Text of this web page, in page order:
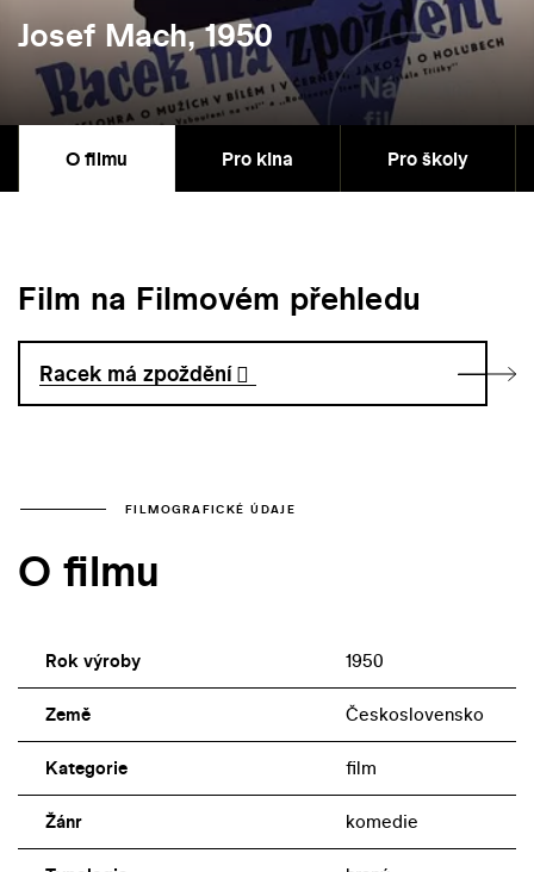
Josef Mach, 1950
O filmu Pro kina Pro školy
Film na Filmovém přehledu
Racek má zpoždění
FILMOGRAFICKÉ ÚDAJE
O filmu
Rok výroby 1950
Země Československo
Kategorie film
Žánr komedie